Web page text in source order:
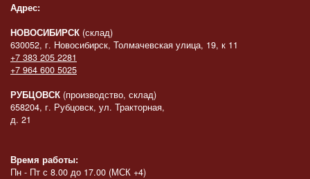
Адрес:
НОВОСИБИРСК (склад)
630052, г. Новосибирск, Толмачевская улица, 19, к 11
+7 383 205 2281
+7 964 600 5025
РУБЦОВСК (производство, склад)
658204, г. Рубцовск, ул. Тракторная,
д. 21
Время работы:
Пн - Пт с 8.00 до 17.00 (МСК +4)